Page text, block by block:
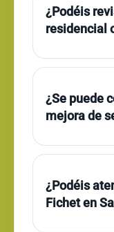
¿Podéis
residencial
¿Se puede
mejora de
¿Podéis
Fichet en